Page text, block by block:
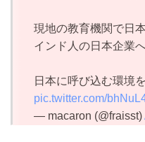
現地の教育機関で日
インド人の日本企業
日本に呼び込む環境
pic.twitter.com/
— macaron (@fraisst)